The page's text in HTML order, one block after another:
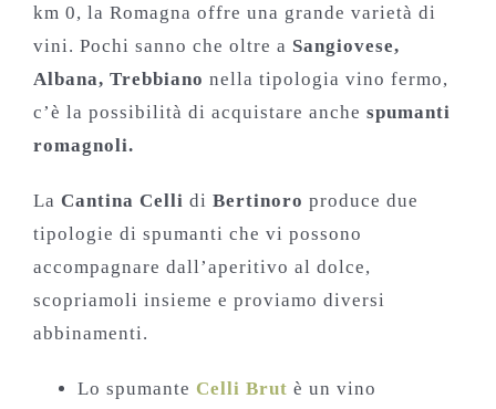
km 0, la Romagna offre una grande varietà di
vini. Pochi sanno che oltre a Sangiovese,
Albana, Trebbiano nella tipologia vino fermo,
c’è la possibilità di acquistare anche spumanti
romagnoli.
La Cantina Celli di Bertinoro produce due
tipologie di spumanti che vi possono
accompagnare dall’aperitivo al dolce,
scopriamoli insieme e proviamo diversi
abbinamenti.
Lo spumante Celli Brut è un vino